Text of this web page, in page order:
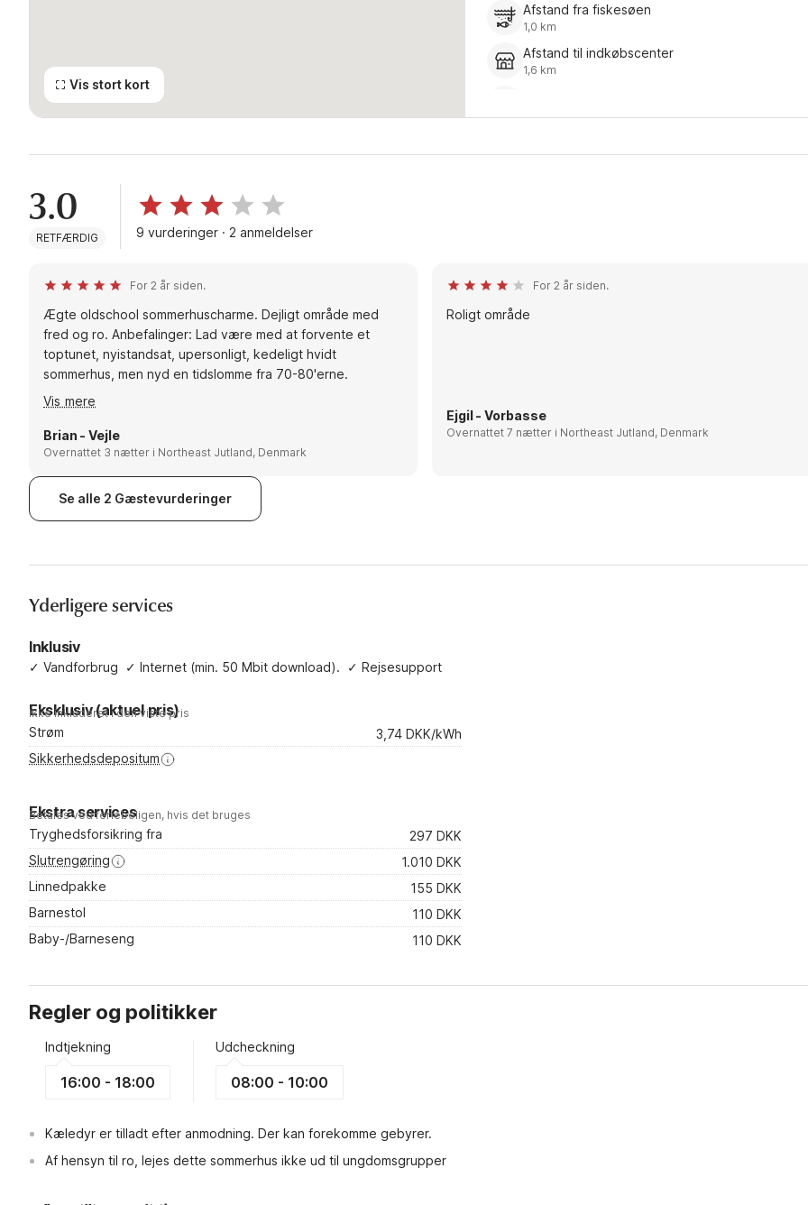
Vis stort kort
Afstand fra fiskesøen
1,0 km
Afstand til indkøbscenter
1,6 km
3.0
RETFÆRDIG 9 vurderinger · 2 anmeldelser
For 2 år siden.
Ægte oldschool sommerhuscharme. Dejligt område med
fred og ro. Anbefalinger: Lad være med at forvente et
toptunet, nyistandsat, upersonligt, kedeligt hvidt
sommerhus, men nyd en tidslomme fra 70-80'erne.
Vis mere
Brian - Vejle
Overnattet 3 nætter i Northeast Jutland, Denmark
For 2 år siden.
Roligt område
Ejgil - Vorbasse
Overnattet 7 nætter i Northeast Jutland, Denmark
Se alle 2 Gæstevurderinger
Yderligere services
Inklusiv
✓ Vandforbrug ✓ Internet (min. 50 Mbit download). ✓ Rejsesupport
Eksklusiv (aktuel pris)
Ikke inkluderet i den viste pris
Strøm
3,74 DKK/kWh
Sikkerhedsdepositum
Ekstra services
Betales ved ferieboligen, hvis det bruges
Tryghedsforsikring fra
297 DKK
Slutrengøring
1.010 DKK
Linnedpakke
155 DKK
Barnestol
110 DKK
Baby-/Barneseng
110 DKK
Regler og politikker
Indtjekning
16:00 - 18:00
Udcheckning
08:00 - 10:00
Kæledyr er tilladt efter anmodning. Der kan forekomme gebyrer.
Af hensyn til ro, lejes dette sommerhus ikke ud til ungdomsgrupper